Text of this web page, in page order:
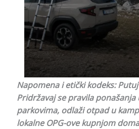
Napomena i etički kodeks:
Pridržavaj se pravila
parkovima, odlaži otpad u
lokalne OPG-ove kupnjom